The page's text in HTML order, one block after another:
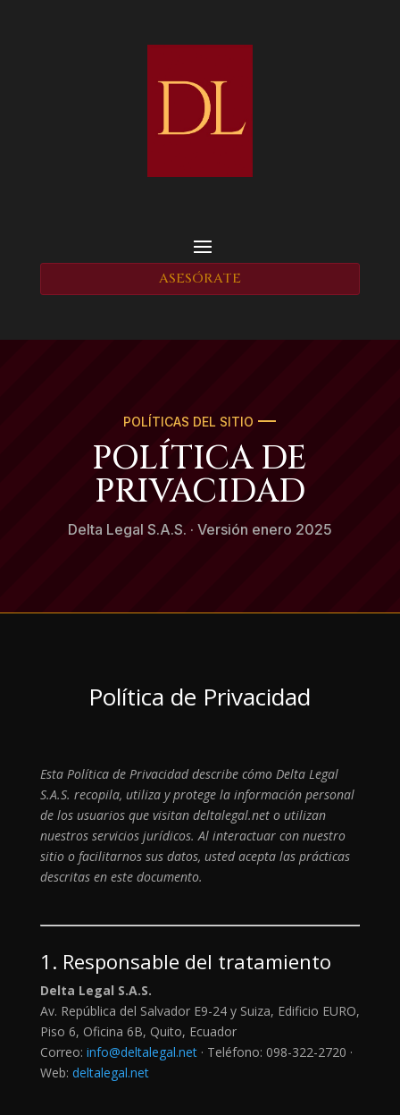
ASESÓRATE
POLÍTICAS DEL SITIO
POLÍTICA DE
PRIVACIDAD
Delta Legal S.A.S. · Versión enero 2025
Política de Privacidad
Esta Política de Privacidad describe cómo Delta Legal
S.A.S. recopila, utiliza y protege la información personal
de los usuarios que visitan deltalegal.net o utilizan
nuestros servicios jurídicos. Al interactuar con nuestro
sitio o facilitarnos sus datos, usted acepta las prácticas
descritas en este documento.
1. Responsable del tratamiento
Delta Legal S.A.S.
Av. República del Salvador E9-24 y Suiza, Edificio EURO,
Piso 6, Oficina 6B, Quito, Ecuador
Correo: info@deltalegal.net· Teléfono: 098-322-2720 ·
Web: deltalegal.net